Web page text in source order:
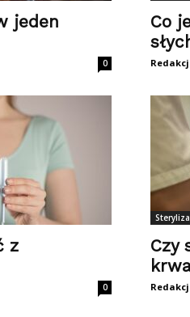
jeden
0
Co
z
0
Czy